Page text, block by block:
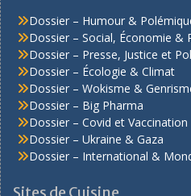
Dossier – Humour &
Dossier – Social, Économie &
Dossier – Presse, Justice et
Dossier – Écologie & Climat
Dossier – Wokisme &
Dossier – Big Pharma
Dossier – Covid et Vaccination
Dossier – Ukraine & Gaza
Dossier – International &